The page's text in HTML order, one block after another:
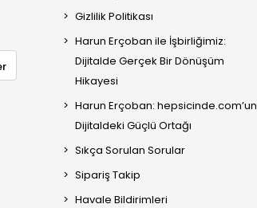
Gizlilik Politikası
Harun Erçoban ile İşbirliğimiz:
Dijitalde Gerçek Bir Dönüşüm
Hikayesi
Harun Erçoban: hepsicinde.com’un
Dijitaldeki Güçlü Ortağı
Sıkça Sorulan Sorular
Sipariş Takip
Havale Bildirimleri